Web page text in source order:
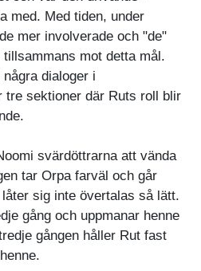
med. Med tiden, under
mer involverade och "de"
mot detta mål.
dialoger i
tre sektioner där Ruts roll blir
svärdöttrarna att vända
tar Orpa farväl och går
sig inte övertalas så lätt.
gång och uppmanar henne
gången håller Rut fast